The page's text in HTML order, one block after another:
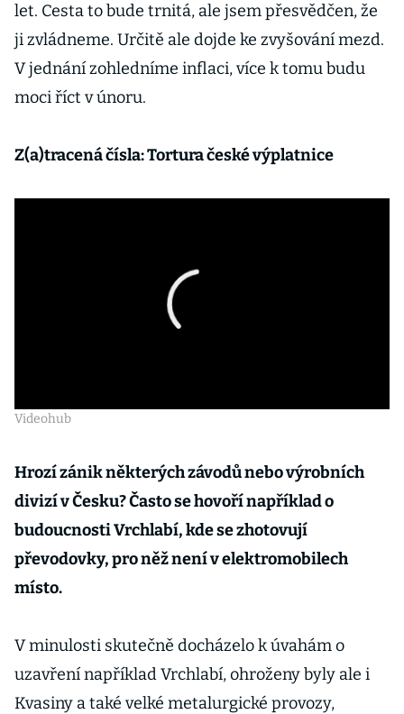
let. Cesta to bude trnitá, ale jsem přesvědčen, že
ji zvládneme. Určitě ale dojde ke zvyšování mezd.
V jednání zohledníme inflaci, více k tomu budu
moci říct v únoru.
Z(a)tracená čísla: Tortura české výplatnice
Videohub
Hrozí zánik některých závodů nebo výrobních
divizí v Česku? Často se hovoří například o
budoucnosti Vrchlabí, kde se zhotovují
převodovky, pro něž není v elektromobilech
místo.
V minulosti skutečně docházelo k úvahám o
uzavření například Vrchlabí, ohroženy byly ale i
Kvasiny a také velké metalurgické provozy,